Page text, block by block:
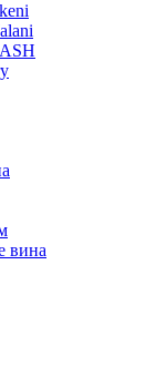
вина